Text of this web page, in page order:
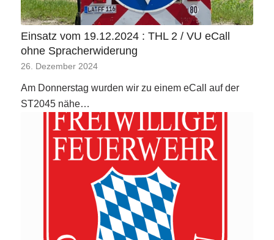
Einsatz vom 19.12.2024 : THL 2 / VU eCall
ohne Spracherwiderung
26. Dezember 2024
Am Donnerstag wurden wir zu einem eCall auf der
ST2045 nähe…